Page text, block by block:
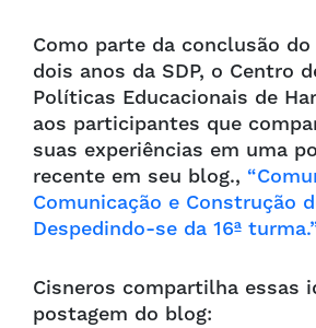
Como parte da conclusão
dois anos da SDP, o Centro
Políticas Educacionais de
aos participantes que
suas experiências em uma
recente em seu blog.,
Comunicação e Construção
Despedindo-se da 16ª
Cisneros compartilha essas
postagem do blog: